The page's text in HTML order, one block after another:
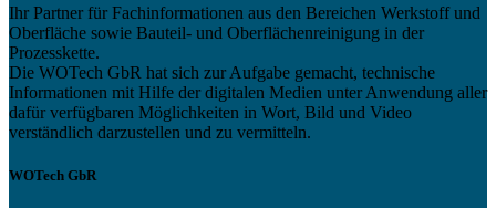
Ihr Partner für Fachinformationen aus den Bereichen Werkstoff und
Oberfläche sowie Bauteil- und Oberflächenreinigung in der
Prozesskette.
Die WOTech GbR hat sich zur Aufgabe gemacht, technische
Informationen mit Hilfe der digitalen Medien unter Anwendung aller
dafür verfügbaren Möglichkeiten in Wort, Bild und Video
verständlich darzustellen und zu vermitteln.
WOTech GbR